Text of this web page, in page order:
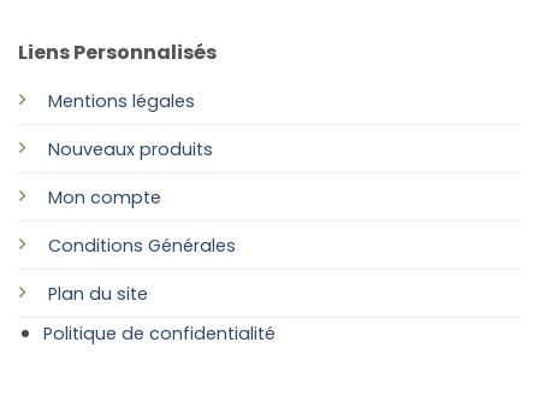
Liens Personnalisés
Mentions légales
Nouveaux produits
Mon compte
Conditions Générales
Plan du site
Politique de confidentialité